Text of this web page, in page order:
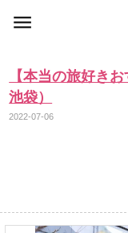
【本当の旅好き
池袋）
2022-07-06